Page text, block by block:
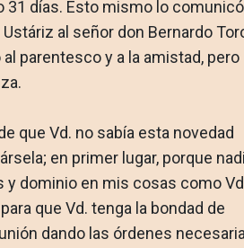
31 días. Esto mismo lo comunicó
al señor don Bernardo
parentesco y a la amistad, pero
que Vd. no sabía esta novedad
en primer lugar, porque
y dominio en mis cosas como
que Vd. tenga la bon­dad de
dando las órdenes